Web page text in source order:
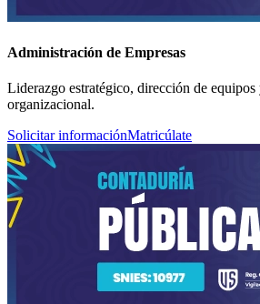
Administración de Empresas
Liderazgo estratégico, dirección de
organizacional.
Solicitar informaciónMatricúlate